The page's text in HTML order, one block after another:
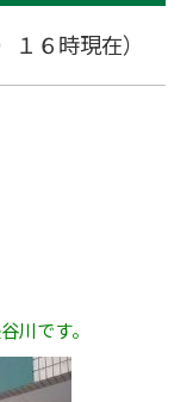
６時現在）
川です。